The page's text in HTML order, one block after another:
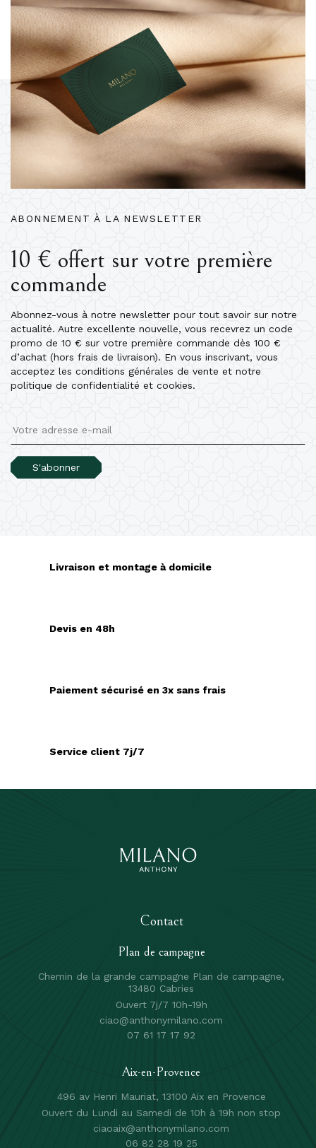
ABONNEMENT À LA NEWSLETTER
10 € offert sur votre première
commande
Abonnez-vous à notre newsletter pour tout savoir sur notre
actualité. Autre excellente nouvelle, vous recevrez un code
promo de 10 € sur votre première commande dès 100 €
d’achat (hors frais de livraison). En vous inscrivant, vous
acceptez les conditions générales de vente et notre
politique de confidentialité et cookies.
S'abonner
Livraison et montage à domicile
Devis en 48h
Paiement sécurisé en 3x sans frais
Service client 7j/7
Contact
Plan de campagne
Chemin de la grande campagne Plan de campagne,
13480 Cabries
Ouvert 7j/7 10h-19h
ciao@anthonymilano.com
07 61 17 17 92
Aix-en-Provence
496 av Henri Mauriat, 13100 Aix en Provence
Ouvert du Lundi au Samedi de 10h à 19h non stop
ciaoaix@anthonymilano.com
06 82 28 19 25
Créer une liste d'envies ×
Nom de la liste d'envies
Annuler Créer une liste d'envies